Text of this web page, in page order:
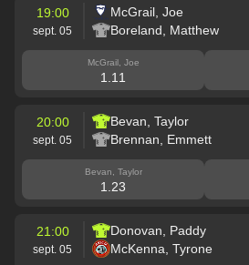
19:00
sept. 05
McGrail, Joe
Boreland, Matthew
McGrail, Joe
1.11
20:00
sept. 05
Bevan, Taylor
Brennan, Emmett
Bevan, Taylor
1.23
21:00
sept. 05
Donovan, Paddy
McKenna, Tyrone